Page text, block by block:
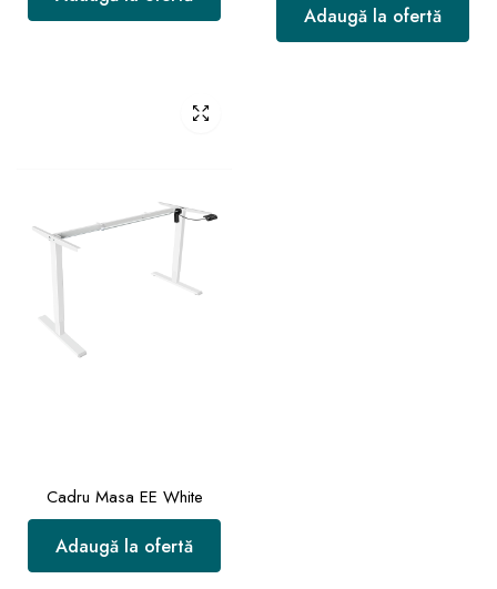
Adaugă la ofertă
Cadru Masa EE White
Adaugă la ofertă